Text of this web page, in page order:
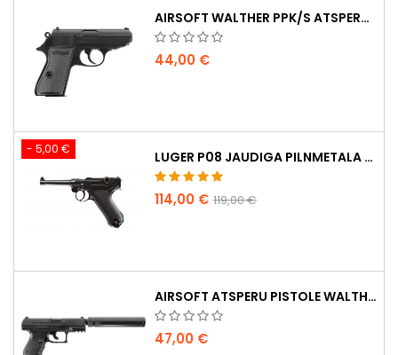
AIRSOFT WALTHER PPK/S ATSPERU PISTOLE
44,00 €
- 5,00 € LUGER P08 JAUDIGA PILNMETALA CO2 AIRSOFT PISTOLE - UMAREX LEGENDS
114,00 € 119,00 €
AIRSOFT ATSPERU PISTOLE WALTHER PPQ NAVY AR KLUSINĀTĀJU
47,00 €